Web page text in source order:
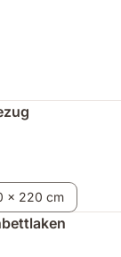
x 220 cm